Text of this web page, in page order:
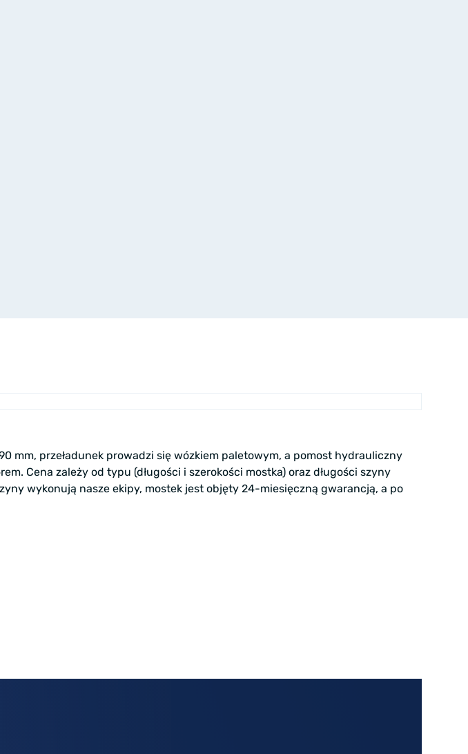
mm, przeładunek prowadzi się wózkiem paletowym, a pomost hydrauliczny
Cena zależy od typu (długości i szerokości mostka) oraz długości szyny
wykonują nasze ekipy, mostek jest objęty 24-miesięczną gwarancją, a po